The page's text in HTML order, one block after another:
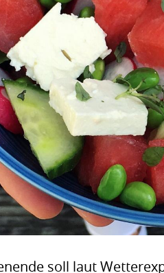
soll laut